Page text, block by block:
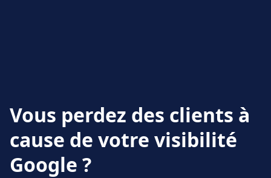
Vous perdez des clients à
cause de votre visibilité
Google ?